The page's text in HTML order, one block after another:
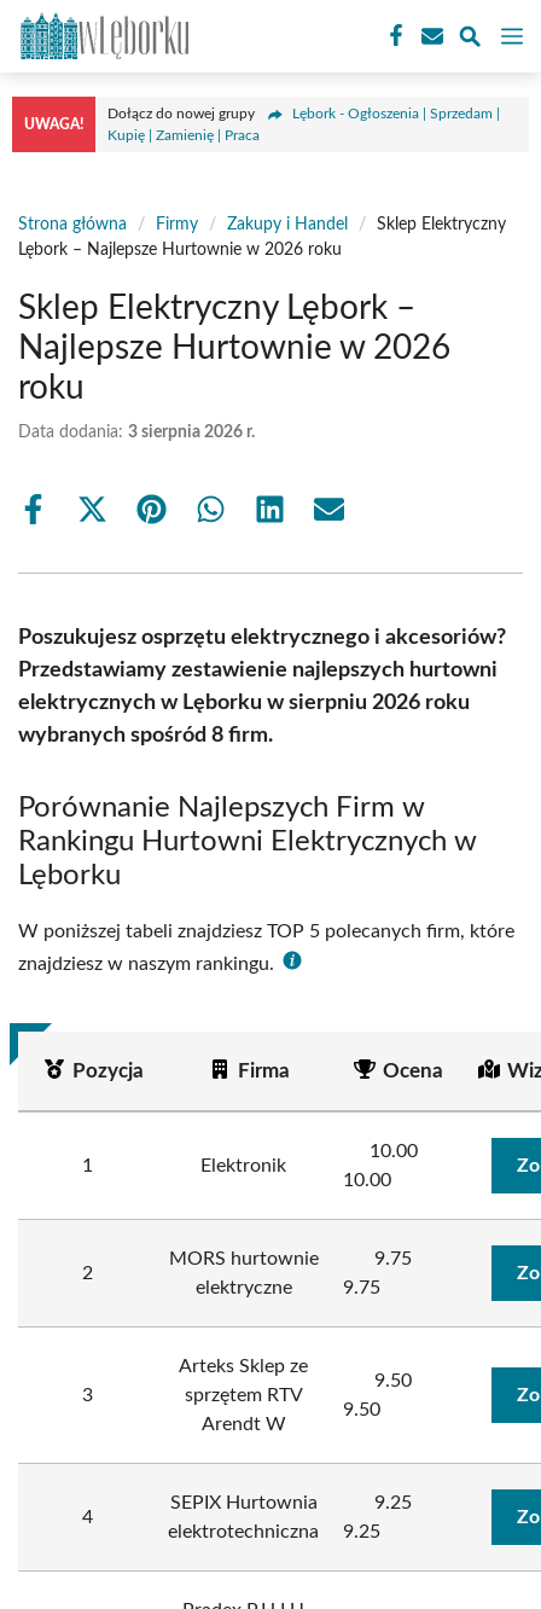
Przejdź
treści
UWAGA!
Dołącz do nowej grupy
Lębork - Ogłoszenia | Sprzedam |
Kupię | Zamienię | Praca
Strona główna / Firmy / Zakupy i Handel /
Sklep Elektryczny
Lębork – Najlepsze Hurtownie w 2026 roku
Sklep Elektryczny Lębork –
Najlepsze Hurtownie w 2026
roku
Data dodania: 3 sierpnia 2026 r.
Share
Share
(Twitter)
Share Share Share Share
Poszukujesz osprzętu elektrycznego i akcesoriów?
Przedstawiamy zestawienie najlepszych hurtowni
elektrycznych w Lęborku w sierpniu 2026 roku
wybranych spośród 8 firm.
Porównanie Najlepszych Firm w
Rankingu Hurtowni Elektrycznych w
Lęborku
W poniższej tabeli znajdziesz TOP 5 polecanych firm, które
znajdziesz w naszym rankingu.
Pozycja Firma Ocena
1 Elektronik
10.00
10.00
2
MORS hurtownie
elektryczne
9.75
9.75
3
Arteks Sklep ze
sprzętem RTV
Arendt W
9.50
9.50
4
SEPIX Hurtownia
elektrotechniczna
9.25
9.25